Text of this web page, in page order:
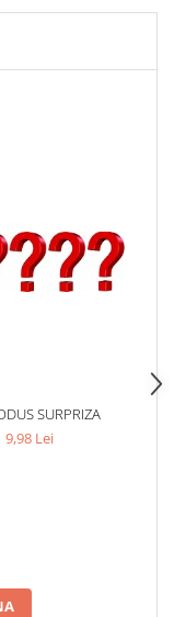
SURPRIZA
9,98 Lei